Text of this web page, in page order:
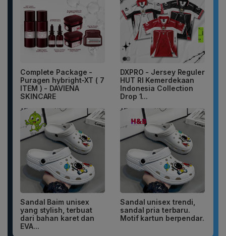
Complete Package -
Puragen hybright-XT ( 7
ITEM ) - DAVIENA
SKINCARE
DXPRO - Jersey Reguler
HUT RI Kemerdekaan
Indonesia Collection
Drop 1...
Sandal Baim unisex
yang stylish, terbuat
dari bahan karet dan
EVA...
Sandal unisex trendi,
sandal pria terbaru.
Motif kartun berpendar.